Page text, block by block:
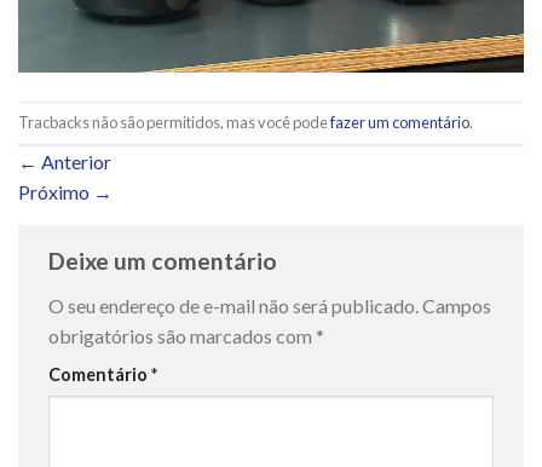
Tracbacks não são permitidos, mas você podefazer um comentário.
← Anterior
Próximo →
Deixe um comentário
O seu endereço de e-mail não será publicado.Campos
obrigatórios são marcados com *
Comentário *